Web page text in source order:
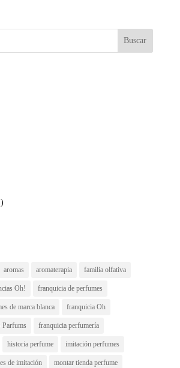
aromas aromaterapia familia olfativa
Oh! franquicia de perfumes
de marca blanca franquicia Oh
franquicia perfumería
historia perfume imitación perfumes
de imitación montar tienda perfume